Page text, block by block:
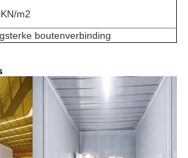
m2
boutenverbinding